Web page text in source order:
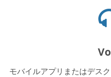
モバイルアプリまたはデス